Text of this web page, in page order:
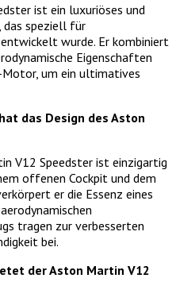
ist ein luxuriöses und
das speziell für
wurde. Er kombiniert
Eigenschaften
um ein ultimatives
das Design des Aston
V12 Speedster ist einzigartig
offenen Cockpit und dem
er die Essenz eines
tragen zur verbesserten
bei.
der Aston Martin V12